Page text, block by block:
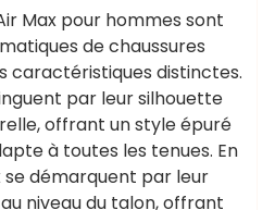
Max pour hommes sont
de chaussures
caractéristiques distinctes.
par leur silhouette
offrant un style épuré
à toutes les tenues. En
se démarquent par leur
niveau du talon, offrant